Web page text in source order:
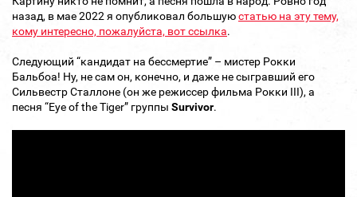
назад, в мае 2022 я опубликовал большуюстатью на эту тему,
кому интересно, пожалуйста, вот ссылка.
Следующий “кандидат на бессмертие” – мистер Рокки
Бальбоа! Ну, не сам он, конечно, и даже не сыгравший его
Сильвестр Сталлоне (он же режиссер фильма Рокки III), а
песня “Eye of the Tiger” группы Survivor.